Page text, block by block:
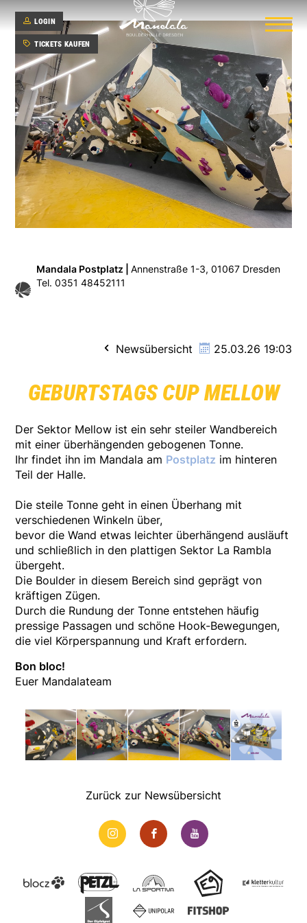
TICKETS KAUFEN
Hauptbereich
Kinderbereich
(coming soon)
LOGIN
Mandala Postplatz |Annenstraße 1-3, 01067 Dresden
Tel. 0351 48452111
Newsübersicht 25.03.26 19:03
GEBURTSTAGS CUP MELLOW
Der Sektor Mellow ist ein sehr steiler Wandbereich
mit einer überhängenden gebogenen Tonne.
Ihr findet ihn im Mandala am Postplatz im hinteren
Teil der Halle.
Die steile Tonne geht in einen Überhang mit
verschiedenen Winkeln über,
bevor die Wand etwas leichter überhängend ausläuft
und schließlich in den plattigen Sektor La Rambla
übergeht.
Die Boulder in diesem Bereich sind geprägt von
kräftigen Zügen.
Durch die Rundung der Tonne entstehen häufig
pressige Passagen und schöne Hook-Bewegungen,
die viel Körperspannung und Kraft erfordern.
Bon bloc!
Euer Mandalateam
Zurück zur Newsübersicht